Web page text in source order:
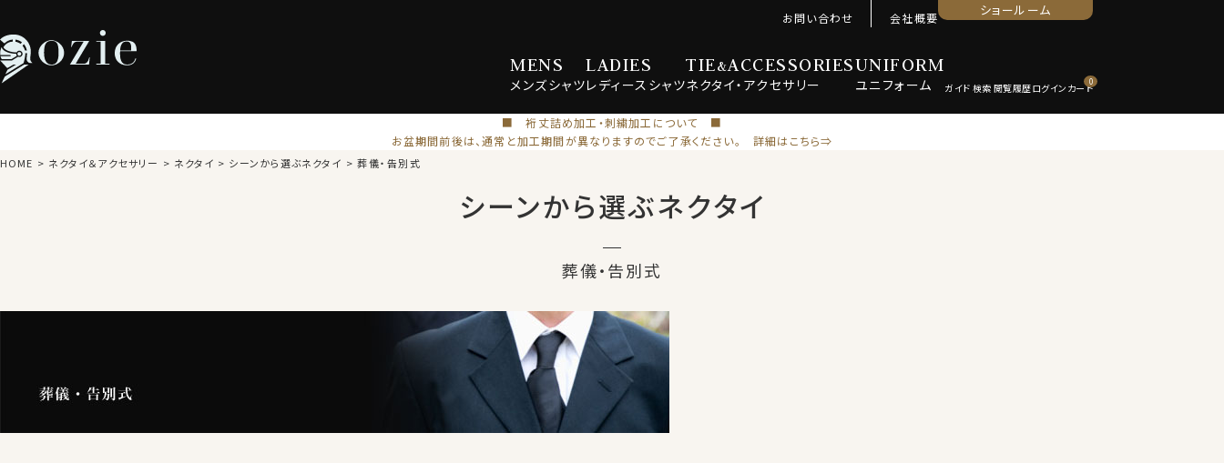
MENS
メンズシャツ
LADIES
レディース シャツ
TIE&ACCESSORIES
ネクタイ・ アクセサリー
UNIFORM
ユニフォーム
お問い合わせ 会社概要 ショールーム
0
■ 裄丈詰め加工・刺繍加工について ■
お盆期間前後は、通常と加工期間が異なりますのでご了承ください。 詳細はこちら⇒
HOME ネクタイ＆アクセサリー ネクタイ シーンから選ぶネクタイ 葬儀・告別式
シーンから選ぶネクタイ
葬儀・告別式